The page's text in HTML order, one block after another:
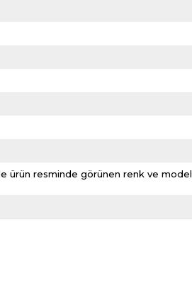
ürün resminde görünen renk ve model